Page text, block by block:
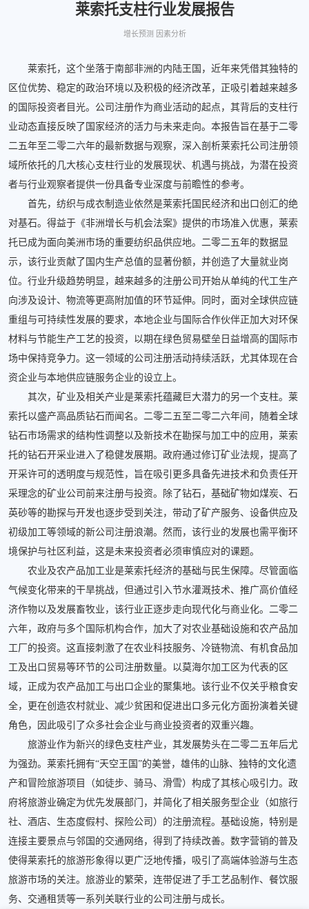
莱索托支柱行业发展报告
增长预测 因素分析
莱索托，这个坐落于南部非洲的内陆王国，近年来凭借其独特的
区位优势、稳定的政治环境以及积极的经济改革，正吸引着越来越多
的国际投资者目光。公司注册作为商业活动的起点，其背后的支柱行
业动态直接反映了国家经济的活力与未来走向。本报告旨在基于二零
二五年至二零二六年的最新数据与观察，深入剖析莱索托公司注册领
域所依托的几大核心支柱行业的发展现状、机遇与挑战，为潜在投资
者与行业观察者提供一份具备专业深度与前瞻性的参考。
首先，纺织与成衣制造业依然是莱索托国民经济和出口创汇的绝
对基石。得益于《非洲增长与机会法案》提供的市场准入优惠，莱索
托已成为面向美洲市场的重要纺织品供应地。二零二五年的数据显
示，该行业贡献了国内生产总值的显著份额，并创造了大量就业岗
位。行业升级趋势明显，越来越多的注册公司开始从单纯的代工生产
向涉及设计、物流等更高附加值的环节延伸。同时，面对全球供应链
重组与可持续性发展的要求，本地企业与国际合作伙伴正加大对环保
材料与节能生产工艺的投资，以期在绿色贸易壁垒日益增高的国际市
场中保持竞争力。这一领域的公司注册活动持续活跃，尤其体现在合
资企业与本地供应链服务企业的设立上。
其次，矿业及相关产业是莱索托蕴藏巨大潜力的另一个支柱。莱
索托以盛产高品质钻石而闻名。二零二五至二零二六年间，随着全球
钻石市场需求的结构性调整以及新技术在勘探与加工中的应用，莱索
托的钻石开采业进入了稳健发展期。政府通过修订矿业法规，提高了
开采许可的透明度与规范性，旨在吸引更多具备先进技术和负责任开
采理念的矿业公司前来注册与投资。除了钻石，基础矿物如煤炭、石
英砂等的勘探与开发也逐步受到关注，带动了矿产服务、设备供应及
初级加工等领域的新公司注册浪潮。然而，该行业的发展也需平衡环
境保护与社区利益，这是未来投资者必须审慎应对的课题。
农业及农产品加工业是莱索托经济的基础与民生保障。尽管面临
气候变化带来的干旱挑战，但通过引入节水灌溉技术、推广高价值经
济作物以及发展畜牧业，该行业正逐步走向现代化与商业化。二零二
六年，政府与多个国际机构合作，加大了对农业基础设施和农产品加
工厂的投资。这直接刺激了在农业科技服务、冷链物流、有机食品加
工及出口贸易等环节的公司注册数量。以莫海尔加工区为代表的区
域，正成为农产品加工与出口企业的聚集地。该行业不仅关乎粮食安
全，更在创造农村就业、减少贫困和促进出口多元化方面扮演着关键
角色，因此吸引了众多社会企业与商业投资者的双重兴趣。
旅游业作为新兴的绿色支柱产业，其发展势头在二零二五年后尤
为强劲。莱索托拥有“天空王国”的美誉，雄伟的山脉、独特的文化遗
产和冒险旅游项目（如徒步、骑马、滑雪）构成了其核心吸引力。政
府将旅游业确定为优先发展部门，并简化了相关服务型企业（如旅行
社、酒店、生态度假村、探险公司）的注册流程。基础设施，特别是
连接主要景点与邻国的交通网络，得到了持续改善。数字营销的普及
使得莱索托的旅游形象得以更广泛地传播，吸引了高端体验游与生态
旅游市场的关注。旅游业的繁荣，连带促进了手工艺品制作、餐饮服
务、交通租赁等一系列关联行业的公司注册与成长。